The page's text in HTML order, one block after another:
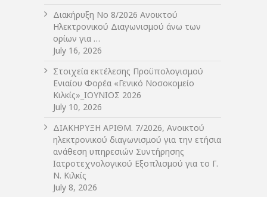
Διακήρυξη Νο 8/2026 Ανοικτού
Ηλεκτρονικού Διαγωνισμού άνω των
ορίων για …
July 16, 2026
Στοιχεία εκτέλεσης Προϋπολογισμού
Ενιαίου Φορέα «Γενικό Νοσοκομείο
Κιλκίς»_ΙΟΥΝΙΟΣ 2026
July 10, 2026
ΔIΑΚΗΡΥΞΗ ΑΡIΘΜ. 7/2026, Ανοικτού
ηλεκτρονικού διαγωνισμού για την ετήσια
ανάθεση υπηρεσιών Συντήρησης
Ιατροτεχνολογικού Εξοπλισμού για το Γ.
Ν. Κιλκίς
July 8, 2026